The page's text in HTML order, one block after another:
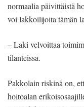
normaalia päivittäistä
voi lakkoilijoita tämän
– Laki velvoittaa
tilanteissa.
Pakkolain riskinä on,
hoitoalan